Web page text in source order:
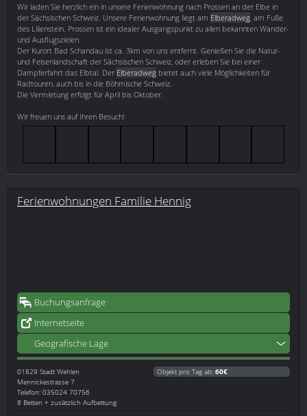
Wir laden Sie herzlich ein in unsere Ferienwohnung nach Prossen an der Elbe in
der Sächsischen Schweiz. Unsere Ferienwohnung liegt am Elberadweg , am Fuße
des Lilienstein. Prossen ist ein idealer Ausgangspunkt zu allen bekannten Wander-
und Ausflugszielen.
Der Kurort Bad Schandau ist ca. 3km von uns entfernt. Genießen Sie die Natur-
und Felsenlandschaft der Sächsischen Schweiz, oder erleben Sie bei einer
Dampferfahrt das Elbtal. Der Elberadweg bietet auch viele Möglichkeiten für
Radtouren, auch bis in die Böhmische Schweiz.
Die Vermietung erfolgt für April bis Oktober.
Wir freuen uns auf Ihren Besuch!
Ferienwohnungen Familie Hennig
Buchungsanfrage
Internetseite
Geografische Lage
01829 Stadt Wehlen
Mennickestrasse 7
Telefon: 035024 70756
8 Betten + zusätzlich Aufbettung
Objekt pro Tag ab: 60€